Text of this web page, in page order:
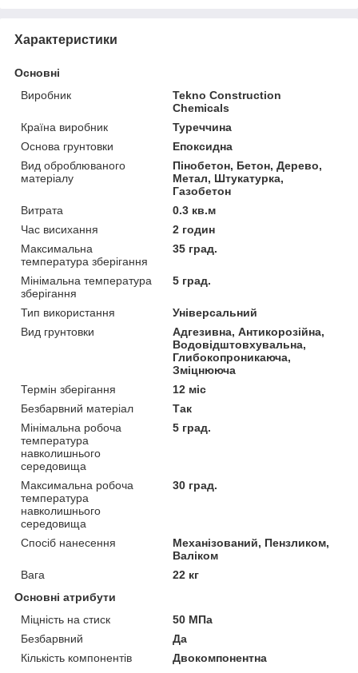
Характеристики
Основні
Виробник
Tekno Construction
Chemicals
Країна виробник
Туреччина
Основа грунтовки
Епоксидна
Вид оброблюваного
матеріалу
Пінобетон, Бетон, Дерево,
Метал, Штукатурка,
Газобетон
Витрата
0.3 кв.м
Час висихання
2 годин
Максимальна
температура зберігання
35 град.
Мінімальна температура
зберігання
5 град.
Тип використання
Універсальний
Вид грунтовки
Адгезивна, Антикорозійна,
Водовідштовхувальна,
Глибокопроникаюча,
Зміцнююча
Термін зберігання
12 міс
Безбарвний матеріал
Так
Мінімальна робоча
температура
навколишнього
середовища
5 град.
Максимальна робоча
температура
навколишнього
середовища
30 град.
Спосіб нанесення
Механізований, Пензликом,
Валіком
Вага
22 кг
Основні атрибути
Міцність на стиск
50 МПа
Безбарвний
Да
Кількість компонентів
Двокомпонентна